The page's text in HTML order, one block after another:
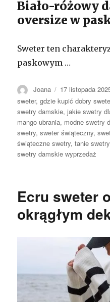
Biało-różowy
oversize w
Sweter ten
paskowym …
Autor
Joana Opublikowano
17 listopada
sweter,gdzie kupić dobry
swetry damskie,jakie swetry
mango ubrania, modne swetry
swetry,sweter świąteczny,
świąteczne swetry,tanie
swetry damskie wyprzedaż
Ecru sweter
okrągłym